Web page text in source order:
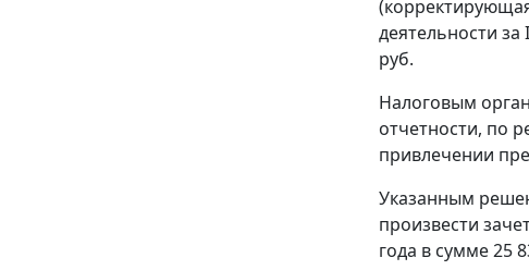
деятельности
руб.
Налоговым
отчетности, по
привлечении
Указанным
произвести
года в сумме 25